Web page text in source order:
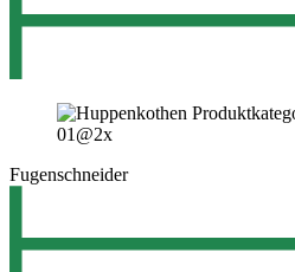
Fugenschneider